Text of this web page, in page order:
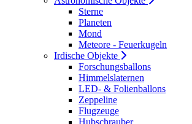
Sterne
Planeten
Mond
Meteore - Feuerkugeln
Irdische Objekte
Forschungsballons
Himmelslaternen
LED- & Folienballons
Zeppeline
Flugzeuge
Hubschrauber